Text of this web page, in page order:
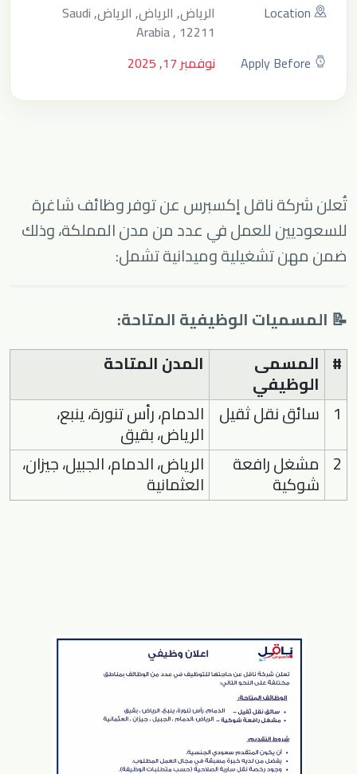
Location
الرياض, الرياض, الرياض, Saudi
Arabia , 12211
Apply Before
نوفمبر 17, 2025
تُعلن شركة ناقل إكسبرس عن توفر وظائف شاغرة
للسعوديين للعمل في عدد من مدن المملكة، وذلك
ضمن مهن تشغيلية وميدانية تشمل:
📝 المسميات الوظيفية المتاحة:
# المسمى
الوظيفي
المدن المتاحة
1 سائق نقل ثقيل الدمام، رأس تنورة، ينبع،
الرياض، بقيق
2 مشغل رافعة
شوكية
الرياض، الدمام، الجبيل، جيزان،
العثمانية